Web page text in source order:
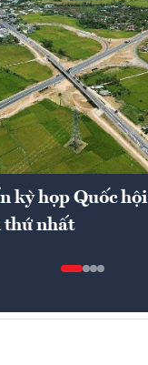
kỳ họp Quốc
thứ nhất